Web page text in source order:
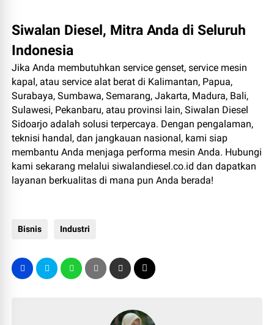
Siwalan Diesel, Mitra Anda di Seluruh
Indonesia
Jika Anda membutuhkanservice genset, service mesin
kapal, atau service alat berat di Kalimantan, Papua,
Surabaya, Sumbawa, Semarang, Jakarta, Madura, Bali,
Sulawesi, Pekanbaru, atau provinsi lain, Siwalan Diesel
Sidoarjo adalah solusi terpercaya. Dengan pengalaman,
teknisi handal, dan jangkauan nasional, kami siap
membantu Anda menjaga performa mesin Anda. Hubungi
kami sekarang melalui siwalandiesel.co.id dan dapatkan
layanan berkualitas di mana pun Anda berada!
Bisnis Industri